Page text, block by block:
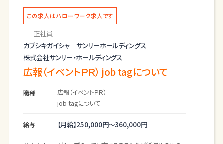
・指示待ちだけでなく、「次に必要なこと」を考えて
動ける方
りにも関わってみたい方
この求人はハローワーク求人です
正社員
カブシキガイシャ サンリーホールディングス
株式会社サンリー・ホールディングス
広報（イベントＰＲ） job tagについて
職種
広報（イベントＰＲ）
job tagについて
給与 【月給】250,000円～360,000円